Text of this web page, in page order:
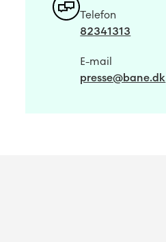
Telefon
82341313
E-mail
presse@bane.dk